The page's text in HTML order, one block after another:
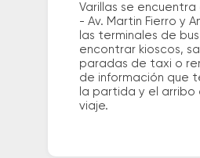
Varillas se encuentra
- Av. Martin Fierro y
las terminales de
encontrar kioscos,
paradas de taxi o
de información que
la partida y el arribo
viaje.